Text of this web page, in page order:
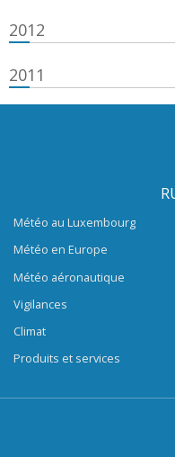
2012
2011
Météo au Luxembourg
Météo en Europe
Météo aéronautique
Vigilances
Climat
Produits et services